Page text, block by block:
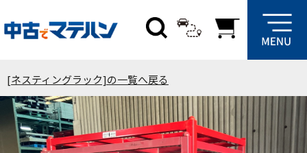
[ネスティングラック]の一覧へ戻る